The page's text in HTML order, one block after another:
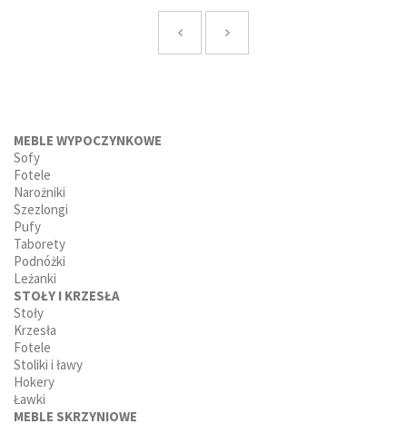
MEBLE WYPOCZYNKOWE
Sofy
Fotele
Narożniki
Szezlongi
Pufy
Taborety
Podnóżki
Leżanki
STOŁY I KRZESŁA
Stoły
Krzesła
Fotele
Stoliki i ławy
Hokery
Ławki
MEBLE SKRZYNIOWE